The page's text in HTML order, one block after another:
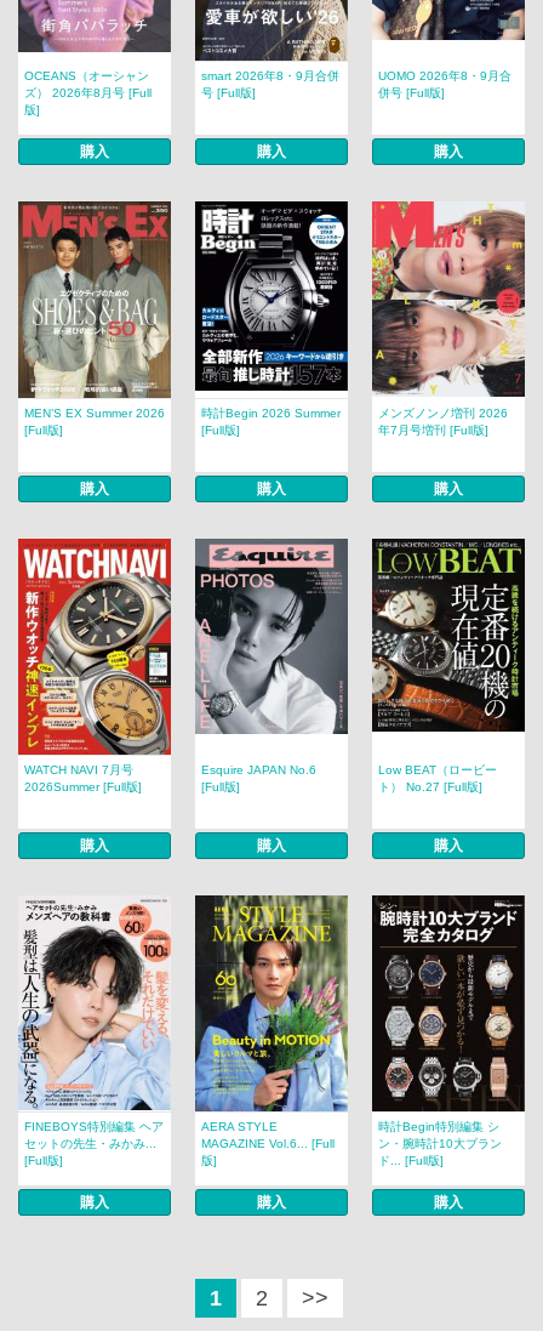
OCEANS（オーシャン
ズ） 2026年8月号 [Full
版]
購入
smart 2026年8・9月合併
号 [Full版]
購入
UOMO 2026年8・9月合
併号 [Full版]
購入
MEN’S EX Summer 2026
[Full版]
購入
時計Begin 2026 Summer
[Full版]
購入
メンズノンノ増刊 2026
年7月号増刊 [Full版]
購入
WATCH NAVI 7月号
2026Summer [Full版]
購入
Esquire JAPAN No.6
[Full版]
購入
Low BEAT（ロービー
ト） No.27 [Full版]
購入
FINEBOYS特別編集 ヘア
セットの先生・みかみ...
[Full版]
購入
AERA STYLE
MAGAZINE Vol.6... [Full
版]
購入
時計Begin特別編集 シ
ン・腕時計10大ブラン
ド... [Full版]
購入
1 2 >>